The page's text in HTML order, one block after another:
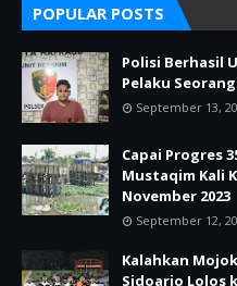
POPULAR POSTS
Polisi Berhasil
Pelaku
September 13,
Capai Progres
Mustaqim Kali
November 2023
September 12,
Kalahkan
Sidoarjo Lolos